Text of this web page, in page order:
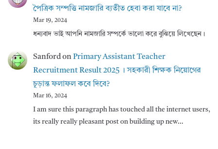
পৈত্রিক সম্পত্তি নামজারি ব্যতীত হেবা করা যাবে না?
Mar 19, 2024
ধন্যবাদ ভাই আপনি নামজারি সম্পর্কে ভালো করে বুঝিয়ে লিখেছেন।
SanfordonPrimary Assistant Teacher
Recruitment Result 2025 । সহকারী শিক্ষক নিয়োগের
চূড়ান্ত ফলাফল কবে দিবে?
Mar 16, 2024
I am sure this paragraph has touched all the internet users,
its really really pleasant post on building up new…